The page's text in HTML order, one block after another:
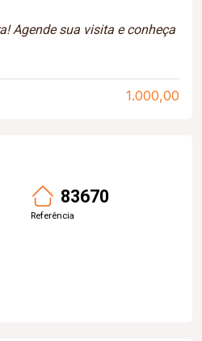
Agende sua visita e conheça
1.000,00
83670
Referência